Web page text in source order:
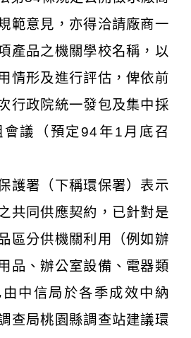
範意見，亦得洽請廠商一
產品之機關學校名稱，以
情形及進行評估，俾依前
行政院統一發包及集中採
議（預定94年1月底召
護署（下稱環保署）表示
共同供應契約，已針對是
區分供機關利用（例如辦
品、辦公室設備、電器類
中信局於各季成效中納
查局桃園縣調查站建議環